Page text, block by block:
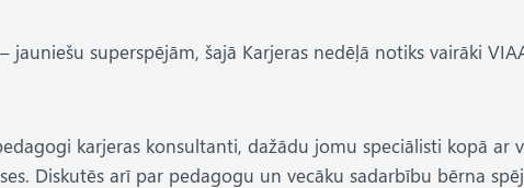
superspējām, šajā Karjeras nedēļā notiks vairāki
karjeras konsultanti, dažādu jomu speciālisti kopā ar
Diskutēs arī par pedagogu un vecāku sadarbību bērna